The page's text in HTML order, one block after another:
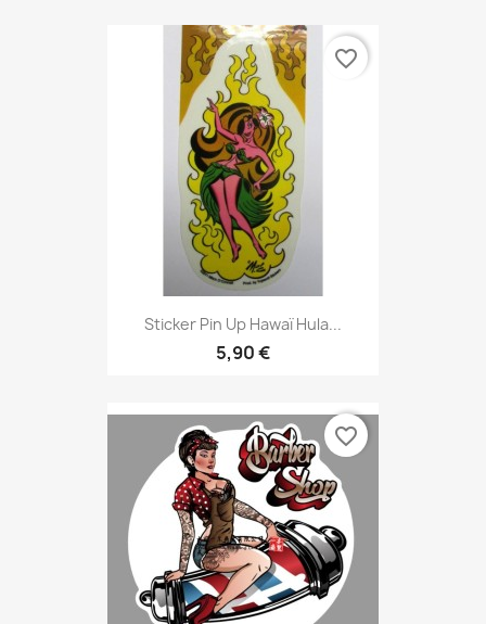
Sticker Pin Up Hawaï Hula...
5,90 €
favorite_border
favorite_border